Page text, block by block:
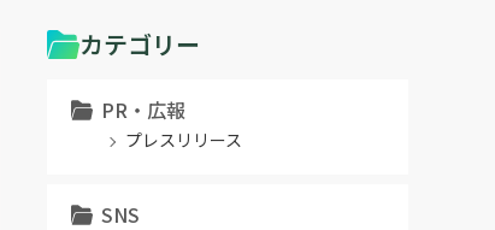
カテゴリー
PR・広報
プレスリリース
SNS